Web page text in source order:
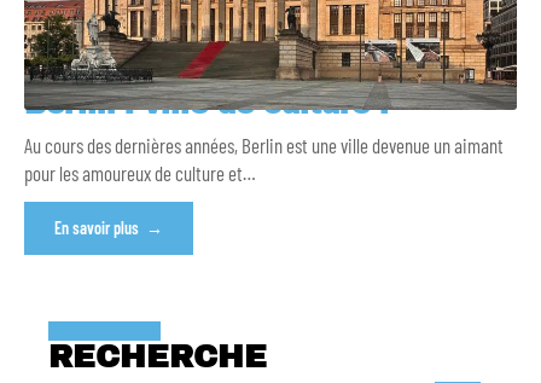
Berlin : ville de culture !
Au cours des dernières années, Berlin est une ville devenue un aimant
pour les amoureux de culture et…
En savoir plus
RECHERCHE